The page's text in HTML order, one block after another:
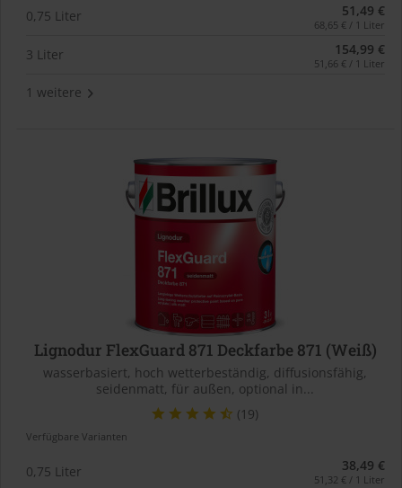
0,75 Liter 51,49 €
68,65 € / 1 Liter
3 Liter 154,99 €
51,66 € / 1 Liter
1 weitere
Lignodur FlexGuard 871 Deckfarbe 871 (Weiß)
wasserbasiert, hoch wetterbeständig, diffusionsfähig,
seidenmatt, für außen, optional in...
(19)
Verfügbare Varianten
0,75 Liter 38,49 €
51,32 € / 1 Liter